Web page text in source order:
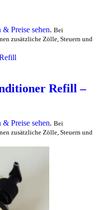
Preise sehen. Bei
zusätzliche Zölle, Steuern und
Refill –
Preise sehen. Bei
zusätzliche Zölle, Steuern und